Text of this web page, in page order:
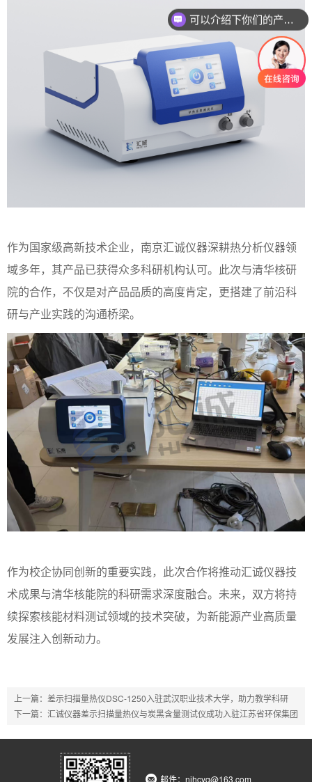
作为国家级高新技术企业，南京汇诚仪器深耕热分析仪器领
域多年，其产品已获得众多科研机构认可。此次与清华核研
院的合作，不仅是对产品品质的高度肯定，更搭建了前沿科
研与产业实践的沟通桥梁。
作为校企协同创新的重要实践，此次合作将推动汇诚仪器技
术成果与清华核能院的科研需求深度融合。未来，双方将持
续探索核能材料测试领域的技术突破，为新能源产业高质量
发展注入创新动力。
上一篇： 差示扫描量热仪DSC-1250入驻武汉职业技术大学，助力教学科研
下一篇： 汇诚仪器差示扫描量热仪与炭黑含量测试仪成功入驻江苏省环保集团
邮件：njhcyq@163.com
可以介绍下你们的产品么